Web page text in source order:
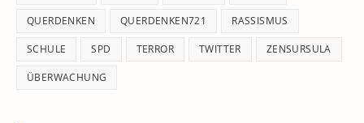
QUERDENKEN QUERDENKEN721 RASSISMUS
SCHULE SPD TERROR TWITTER ZENSURSULA
ÜBERWACHUNG